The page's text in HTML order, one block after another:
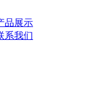
品展示
系我们